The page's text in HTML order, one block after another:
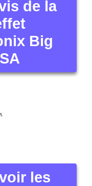
de la
Big
les